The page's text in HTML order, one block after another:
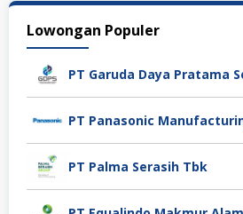
Lowongan Populer
PT Garuda Daya Pratama
PT Panasonic
PT Palma Serasih Tbk